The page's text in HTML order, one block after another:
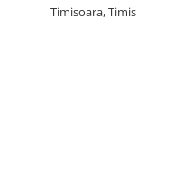
Timisoara, Timis